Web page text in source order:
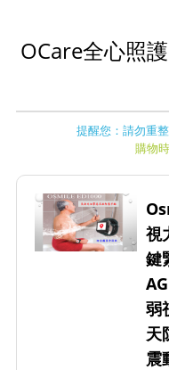
OCare全心照
提醒您：請勿重
購物
視
鍵
弱
天
震